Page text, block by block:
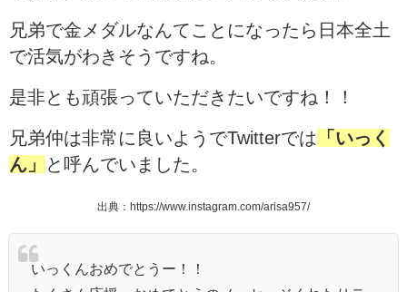
兄弟で金メダルなんてことになったら日本全土
で活気がわきそうですね。
是非とも頑張っていただきたいですね！！
兄弟仲は非常に良いようでTwitterでは 「いっく
ん」
と呼んでいました。
出典：https://www.instagram.com/arisa957/
いっくんおめでとうー！！